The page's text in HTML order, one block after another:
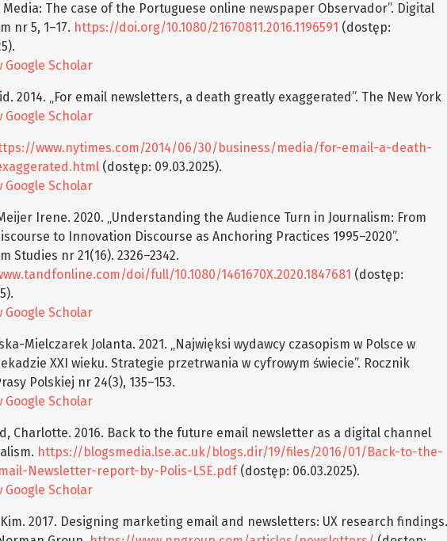
The case of the Portuguese online newspaper Observador”. Digital
nr 5, 1–17. https://doi.org/10.1080/21670811.2016.1196591 (dostęp:
Google Scholar
2014. „For email newsletters, a death greatly exaggerated”. The New York
Google Scholar
www.nytimes.com/2014/06/30/business/media/for-email-a-death-
(dostęp: 09.03.2025).
Google Scholar
Irene. 2020. „Understanding the Audience Turn in Journalism: From
to Innovation Discourse as Anchoring Practices 1995–2020”.
Studies nr 21(16). 2326–2342.
doi/full/10.1080/1461670X.2020.1847681 (dostęp:
Google Scholar
Mielczarek Jolanta. 2021. „Najwięksi wydawcy czasopism w Polsce w
XXI wieku. Strategie przetrwania w cyfrowym świecie”. Rocznik
Polskiej nr 24(3), 135–153.
Google Scholar
Charlotte. 2016. Back to the future email newsletter as a digital channel
https://blogsmedia.lse.ac.uk/blogs.dir/19/files/2016/01/Back-to-the-
Newsletter-report-by-Polis-LSE.pdf(dostęp: 06.03.2025).
Google Scholar
2017. Designing marketing email and newsletters: UX research findings.